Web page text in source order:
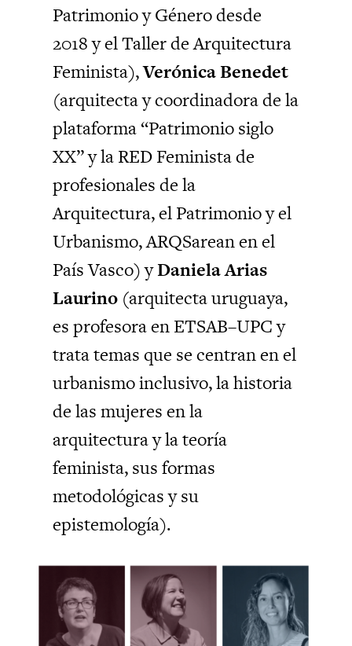
Patrimonio y Género desde
2018 y el Taller de Arquitectura
Feminista),Verónica Benedet
(arquitecta y coordinadora de la
plataforma “Patrimonio siglo
XX” y la RED Feminista de
profesionales de la
Arquitectura, el Patrimonio y el
Urbanismo, ARQSarean en el
País Vasco) yDaniela Arias
Laurino (arquitecta uruguaya,
es profesora en ETSAB–UPC y
trata temas que se centran en el
urbanismo inclusivo, la historia
de las mujeres en la
arquitectura y la teoría
feminista, sus formas
metodológicas y su
epistemología).